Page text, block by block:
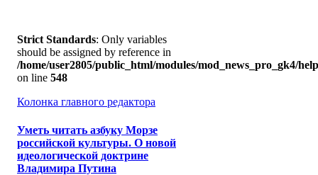
Strict Standards: Only variables
should be assigned by reference in
/home/user2805/public_html/modules/mod_news_pro_gk4/
on line 548
Колонка главного редактора
Уметь читать азбуку Морзе
российской культуры. О новой
идеологической доктрине
Владимира Путина